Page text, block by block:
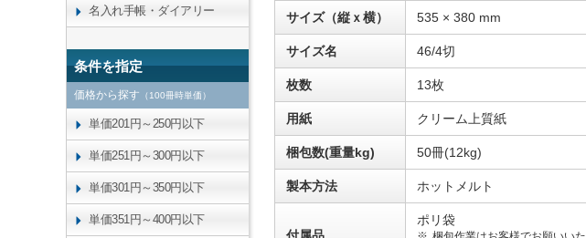
サイズ（縦ｘ横） 535 × 380 mm
サイズ名 46/4切
枚数 13枚
用紙 クリーム上質紙
梱包数(重量kg) 50冊(12kg)
製本方法 ホットメルト
付属品
ポリ袋
名入れ手帳・ダイアリー
条件を指定
価格から探す （100冊時単価）
単価201円～250円以下
単価251円～300円以下
単価301円～350円以下
単価351円～400円以下